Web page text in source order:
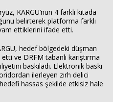
KARGU’nun 4 farklı kıtada
belirterek platforma farklı
ettiklerini ifade etti.
hedef bölgedeki düşman
ve DRFM tabanlı karıştırma
baskıladı. Elektronik baskı
ilerleyen zırh delici
hassas şekilde etkisiz hale